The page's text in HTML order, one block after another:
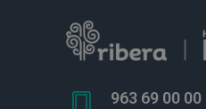
963 69 00 00